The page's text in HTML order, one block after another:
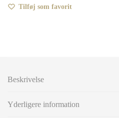
Tilføj som favorit
Beskrivelse
Yderligere information